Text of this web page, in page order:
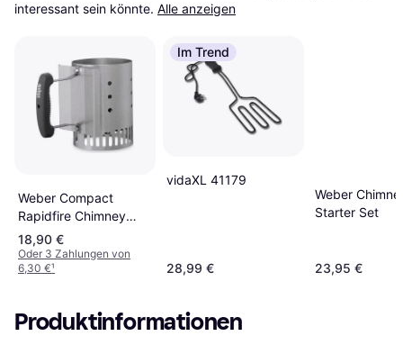
interessant sein könnte. Alle anzeigen
Weber Compact
Rapidfire Chimney
Starter 7447
18,90 €
Oder 3 Zahlungen von
6,30 €¹
Im Trend
vidaXL 41179
28,99 €
Weber
Starter Set
23,95 €
Produktinformationen